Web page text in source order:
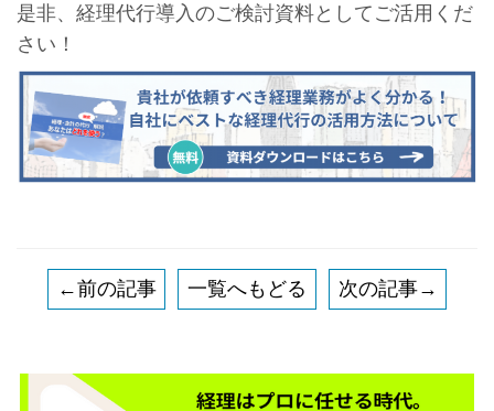
是非、経理代行導入のご検討資料としてご活用くだ
さい！
←前の記事 一覧へもどる 次の記事→